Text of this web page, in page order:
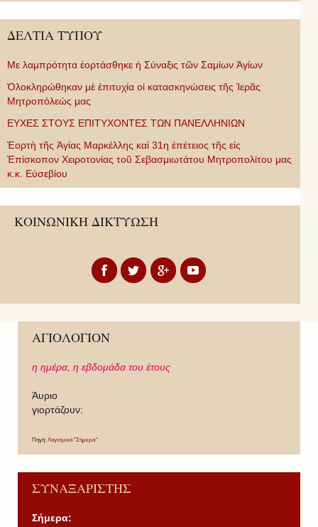
ΔΕΛΤΙΑ ΤΥΠΟΥ
Με λαμπρότητα ἑορτάσθηκε ἡ Σύναξις τῶν Σαμίων Ἁγίων
Ὁλοκληρώθηκαν μὲ ἐπιτυχία οἱ κατασκηνώσεις τῆς Ἱερᾶς
Μητροπόλεώς μας
ΕΥΧΕΣ ΣΤΟΥΣ ΕΠΙΤΥΧΟΝΤΕΣ ΤΩΝ ΠΑΝΕΛΛΗΝΙΩΝ
Ἑορτὴ τῆς Ἁγίας Μαρκέλλης καὶ 31η ἐπέτειος τῆς εἰς
Ἐπίσκοπον Χειροτονίας τοῦ Σεβασμιωτάτου Μητροπολίτου μας
κ.κ. Εὐσεβίου
ΚΟΙΝΩΝΙΚΗ ΔΙΚΤΥΩΣΗ
ΑΓΙΟΛΟΓΙΟΝ
η ημέρα, η εβδομάδα του έτους
Άυριο
γιορτάζουν:
Πηγή: Λογισμικό "Σήμερα"
ΣΥΝΑΞΑΡΙΣΤΗΣ
Σήμερα: